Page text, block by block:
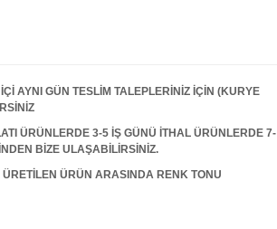
AYNI GÜN TESLİM TALEPLERİNİZ İÇİN (KURYE
ÜRÜNLERDE 3-5 İŞ GÜNÜ İTHAL ÜRÜNLERDE 7-
BİZE ULAŞABİLİRSİNİZ.
ÜRÜN ARASINDA RENK TONU